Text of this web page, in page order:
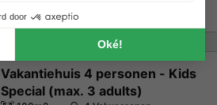
Vakantiehuis 4 personen - Kids
Special (max. 3 adults)